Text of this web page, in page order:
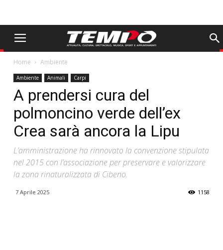
Home Ambiente
Ambiente Animali Carpi
A prendersi cura del
polmoncino verde dell’ex
Crea sarà ancora la Lipu
L’amministrazione ha rinnovato la convenzione stipulata
nel 2015 con l’associazione per preservare e valorizzare
la zona rinaturalizzata di Cibeno.
7 Aprile 2025 1158